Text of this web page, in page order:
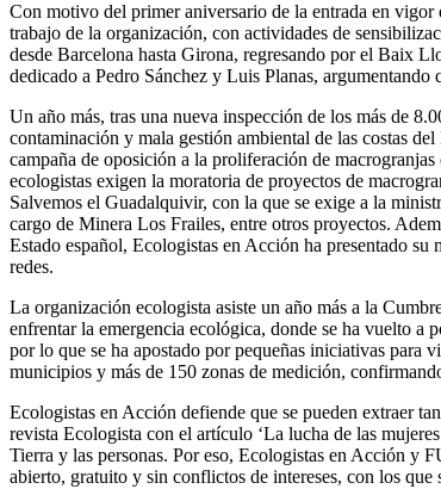
Con motivo del primer aniversario de la entrada en vigor
trabajo de la organización, con actividades de
desde Barcelona hasta Girona, regresando por el Baix
dedicado a Pedro Sánchez y Luis Planas,
Un año más, tras una nueva inspección de los más de
contaminación y mala gestión ambiental de las costas
campaña de oposición a la proliferación de
ecologistas exigen la moratoria de proyectos de
Salvemos el Guadalquivir, con la que se exige a la
cargo de Minera Los Frailes, entre otros proyectos.
Estado español, Ecologistas en Acción ha presentado
redes.
La organización ecologista asiste un año más a la
enfrentar la emergencia ecológica, donde se ha vuelto a
por lo que se ha apostado por pequeñas iniciativas para
municipios y más de 150 zonas de medición,
Ecologistas en Acción defiende que se pueden extraer
revista Ecologista con el artículo ‘La lucha de las
Tierra y las personas. Por eso, Ecologistas en Acción y
abierto, gratuito y sin conflictos de intereses, con los que